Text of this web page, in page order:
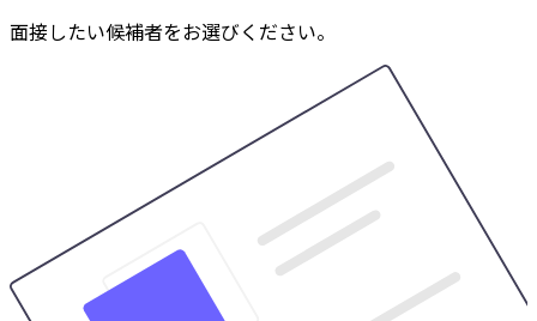
面接したい候補者をお選びください。